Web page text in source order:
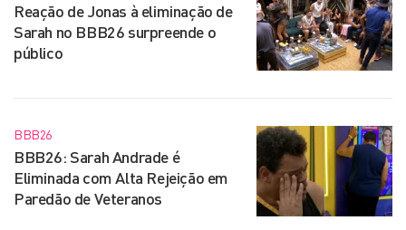
Reação de Jonas à eliminação de
Sarah no BBB26 surpreende o
público
BBB26
BBB26: Sarah Andrade é
Eliminada com Alta Rejeição em
Paredão de Veteranos